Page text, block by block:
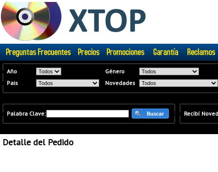
� Año
Género
� Pais Novedades
� Palabra Clave: � � Recibí
Detalle del Pedido